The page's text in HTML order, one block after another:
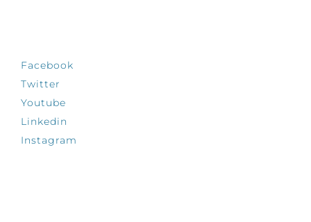
Facebook
Twitter
Youtube
Linkedin
Instagram